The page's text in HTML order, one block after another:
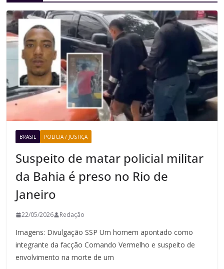
BRASIL POLICIA / JUSTIÇA
Suspeito de matar policial militar
da Bahia é preso no Rio de
Janeiro
22/05/2026 Redação
Imagens: Divulgação SSP Um homem apontado como
integrante da facção Comando Vermelho e suspeito de
envolvimento na morte de um